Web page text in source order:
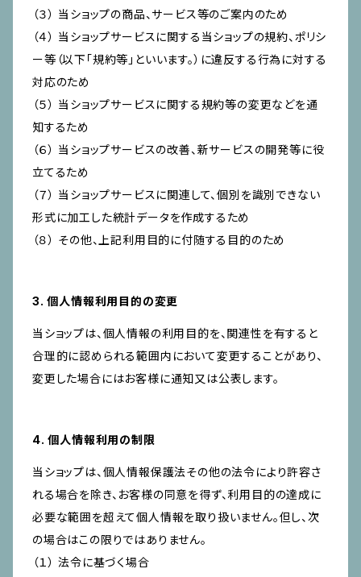
（３） 当ショップの商品、サービス等のご案内のため
（４） 当ショップサービスに関する当ショップの規約、ポリシ
ー等（以下「規約等」といいます。）に違反する行為に対する
対応のため
（５） 当ショップサービスに関する規約等の変更などを通
知するため
（６） 当ショップサービスの改善、新サービスの開発等に役
立てるため
（７） 当ショップサービスに関連して、個別を識別できない
形式に加工した統計データを作成するため
（８） その他、上記利用目的に付随する目的のため
3. 個人情報利用目的の変更
当ショップは、個人情報の利用目的を、関連性を有すると
合理的に認められる範囲内において変更することがあり、
変更した場合にはお客様に通知又は公表します。
4. 個人情報利用の制限
当ショップは、個人情報保護法その他の法令により許容さ
れる場合を除き、お客様の同意を得ず、利用目的の達成に
必要な範囲を超えて個人情報を取り扱いません。但し、次
の場合はこの限りではありません。
（１） 法令に基づく場合